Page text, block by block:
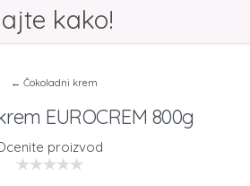
kako!
← Čokoladni krem
EUROCREM 800g
proizvod